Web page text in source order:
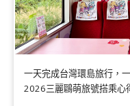
一天完成台灣環島旅行，
2026三麗鷗萌旅號搭乘心